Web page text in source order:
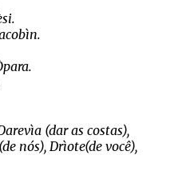
(dar as costas),
nós), Drìote(de você),